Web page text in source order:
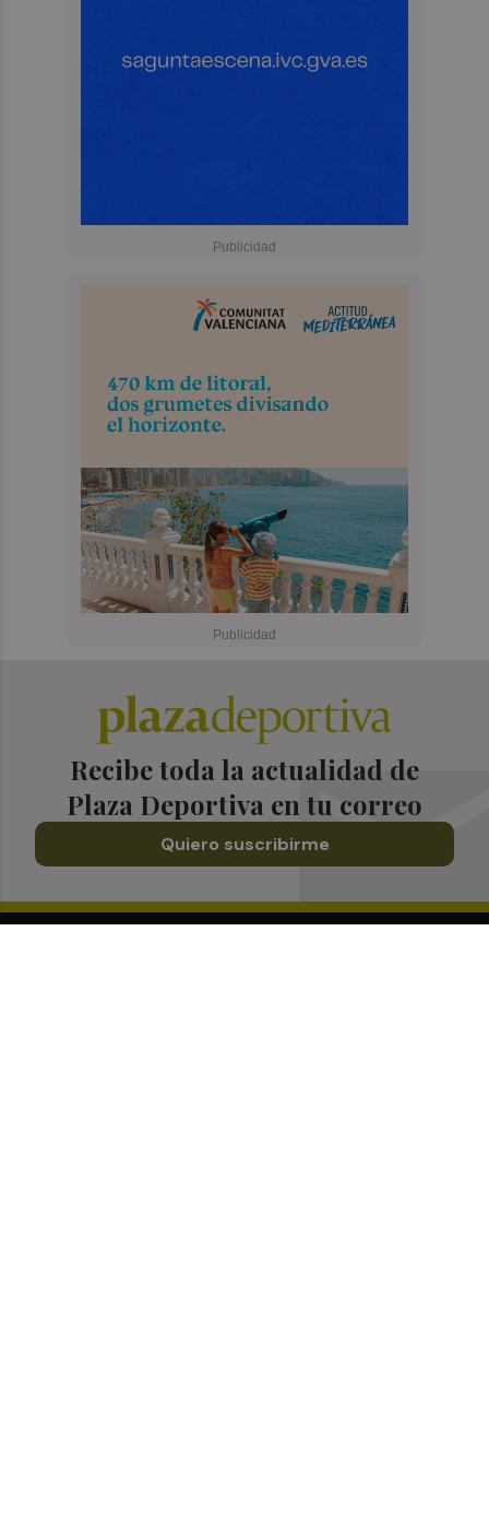
Recibe toda la actualidad de
Plaza Deportiva en tu correo
Quiero suscribirme